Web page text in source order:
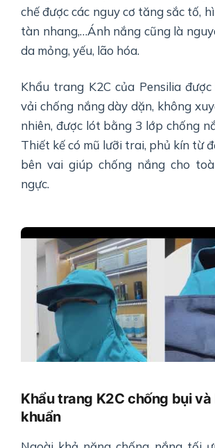
chế được các nguy cơ tăng sắc tố,
tàn nhang,…Ánh nắng cũng là
da mỏng, yếu, lão hóa.
Khẩu trang K2C của Pensilia
vải chống nắng dày dặn, không
nhiên, được lót bằng 3 lớp chống
Thiết kế có mũ lưỡi trai, phủ kín từ
bên vai giúp chống nắng cho
ngực.
Khẩu trang K2C chống bụi và
khuẩn